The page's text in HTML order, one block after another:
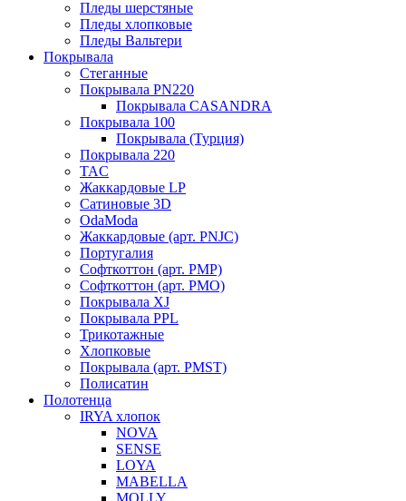
Пледы шерстяные
Пледы хлопковые
Пледы Вальтери
Покрывала
Стеганные
Покрывала PN220
Покрывала CASANDRA
Покрывала 100
Покрывала (Турция)
Покрывала 220
TAC
Жаккардовые LP
Сатиновые 3D
OdaModa
Жаккардовые (арт. PNJC)
Португалия
Софткоттон (арт. PMP)
Софткоттон (арт. PMO)
Покрывала XJ
Покрывала PPL
Трикотажные
Хлопковые
Покрывала (арт. PMST)
Полисатин
Полотенца
IRYA хлопок
NOVA
SENSE
LOYA
MABELLA
MOLLY